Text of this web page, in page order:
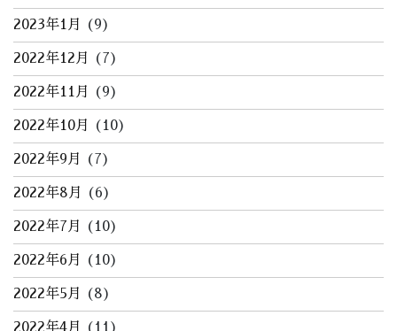
2023年1月 (9)
2022年12月 (7)
2022年11月 (9)
2022年10月 (10)
2022年9月 (7)
2022年8月 (6)
2022年7月 (10)
2022年6月 (10)
2022年5月 (8)
2022年4月 (11)